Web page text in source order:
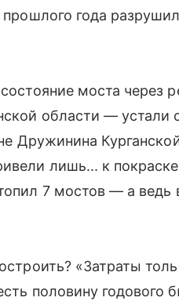
года
моста через
области — устали
Дружинина
лишь... к
7 мостов — а ведь
«Затраты
половину